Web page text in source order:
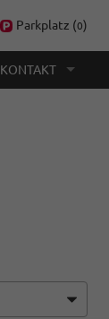
Parkplatz (0)
KONTAKT